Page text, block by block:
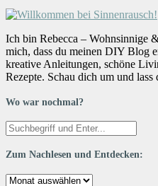
Ich bin Rebecca – Wohnsinnige
mich, dass du meinen DIY Blog
kreative Anleitungen, schöne
Rezepte. Schau dich um und
Wo war nochmal?
Zum Nachlesen und Entdecken:
Zum